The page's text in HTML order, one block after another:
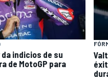
indicios de su
de MotoGP para